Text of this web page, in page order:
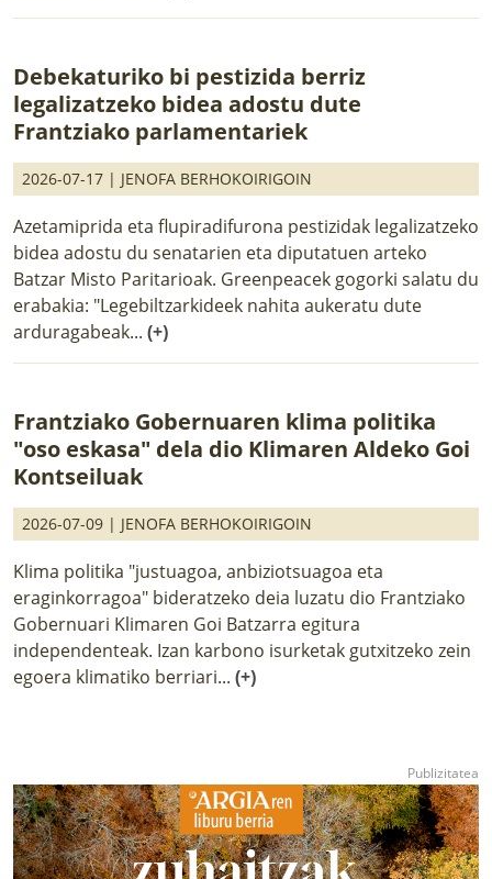
Debekaturiko bi pestizida berriz
legalizatzeko bidea adostu dute
Frantziako parlamentariek
2026-07-17 | JENOFA BERHOKOIRIGOIN
Azetamiprida eta flupiradifurona pestizidak legalizatzeko
bidea adostu du senatarien eta diputatuen arteko
Batzar Misto Paritarioak. Greenpeacek gogorki salatu du
erabakia: "Legebiltzarkideek nahita aukeratu dute
arduragabeak... (+)
Frantziako Gobernuaren klima politika
"oso eskasa" dela dio Klimaren Aldeko Goi
Kontseiluak
2026-07-09 | JENOFA BERHOKOIRIGOIN
Klima politika "justuagoa, anbiziotsuagoa eta
eraginkorragoa" bideratzeko deia luzatu dio Frantziako
Gobernuari Klimaren Goi Batzarra egitura
independenteak. Izan karbono isurketak gutxitzeko zein
egoera klimatiko berriari... (+)